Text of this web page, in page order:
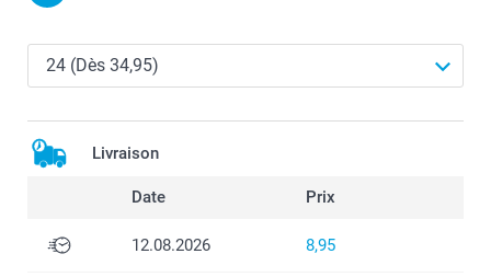
Livraison
Date Prix
12.08.2026 8,95